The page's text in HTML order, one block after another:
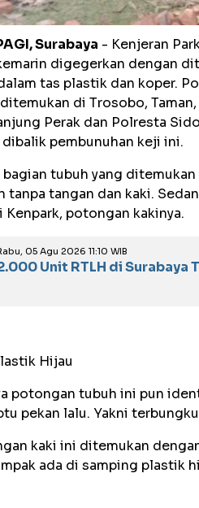
Surabaya - Kenjeran
digegerkan dengan
tas plastik dan koper.
di Trosobo,
Perak dan Polresta
pembunuhan keji ini.
bagian tubuh yang
tanpa tangan dan kaki.
potongan kakinya.
05 Agu 2026 11:10 WIB
Unit RTLH di Surabaya
Hijau
potongan tubuh ini pun
pekan lalu. Yakni
kaki ini ditemukan
ada di samping plastik